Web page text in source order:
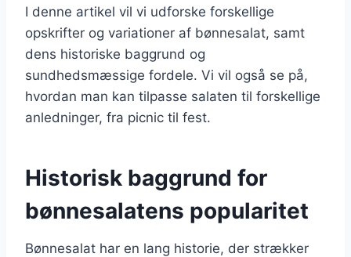
I denne artikel vil vi udforske forskellige
opskrifter og variationer af bønnesalat, samt
dens historiske baggrund og
sundhedsmæssige fordele. Vi vil også se på,
hvordan man kan tilpasse salaten til forskellige
anledninger, fra picnic til fest.
Historisk baggrund for
bønnesalatens popularitet
Bønnesalat har en lang historie, der strækker